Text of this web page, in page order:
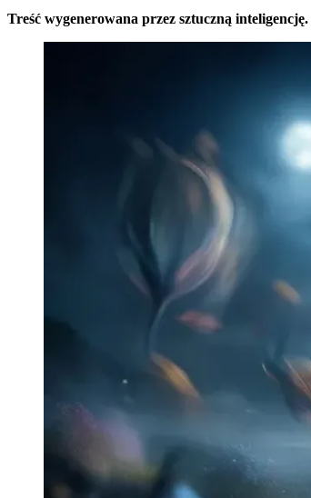
Treść wygenerowana przez sztuczną inteligencję.